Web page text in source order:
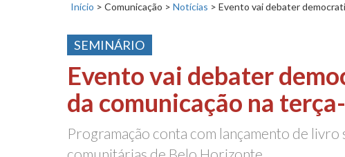
Início > Comunicação > Notícias > Evento vai debater
SEMINÁRIO
Evento vai debater
da comunicação na
Programação conta com lançamento de